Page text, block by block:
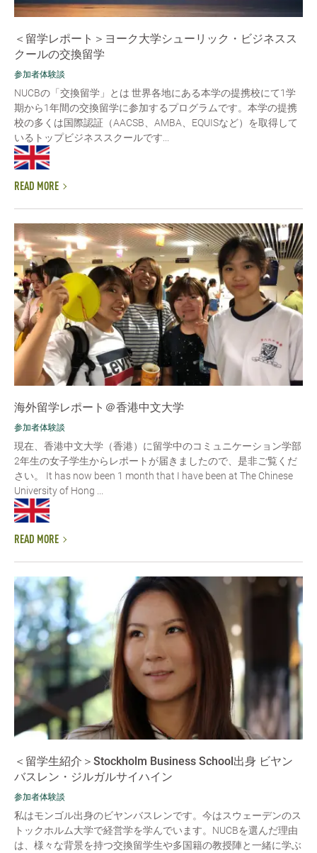
＜留学レポート＞ヨーク大学シューリック・ビジネスス
クールの交換留学
参加者体験談
NUCBの「交換留学」とは 世界各地にある本学の提携校にて1学
期から1年間の交換留学に参加するプログラムです。本学の提携
校の多くは国際認証（AACSB、AMBA、EQUISなど）を取得して
いるトップビジネススクールです...
READ MORE
海外留学レポート＠香港中文大学
参加者体験談
現在、香港中文大学（香港）に留学中のコミュニケーション学部
2年生の女子学生からレポートが届きましたので、是非ご覧くだ
さい。 It has now been 1 month that I have been at The Chinese
University of Hong ...
READ MORE
＜留学生紹介＞Stockholm Business School出身 ビヤン
バスレン・ジルガルサイハイン
参加者体験談
私はモンゴル出身のビヤンバスレンです。今はスウェーデンのス
トックホルム大学で経営学を学んでいます。NUCBを選んだ理由
は、様々な背景を持つ交換留学生や多国籍の教授陣と一緒に学ぶ